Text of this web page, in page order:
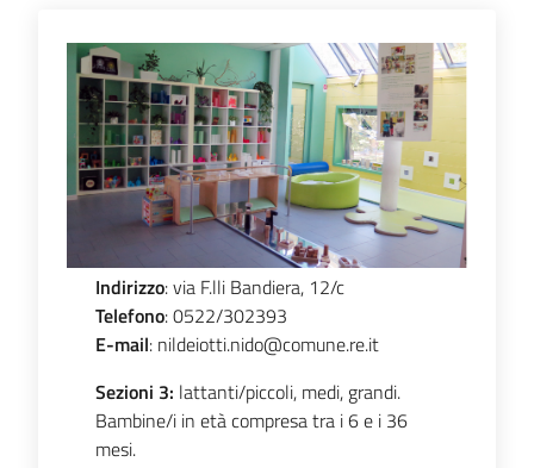
Reggio
argomenti
Menu selezionato
Indirizzo: via F.lli Bandiera, 12/c
Telefono: 0522/302393
E-mail: nildeiotti.nido@comune.re.it
Sezioni 3: lattanti/piccoli, medi, grandi.
Bambine/i in età compresa tra i 6 e i 36
mesi.